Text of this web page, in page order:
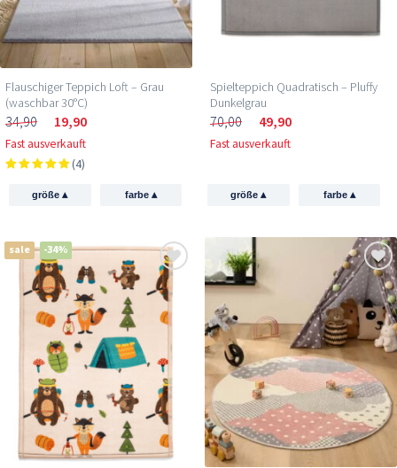
Flauschiger Teppich Loft – Grau
(waschbar 30°C)
34,90 19,90
Fast ausverkauft
(4)
größe▴ farbe ▴
Spielteppich Quadratisch – Pluffy
Dunkelgrau
70,00 49,90
Fast ausverkauft
größe▴ farbe ▴
sale -34%